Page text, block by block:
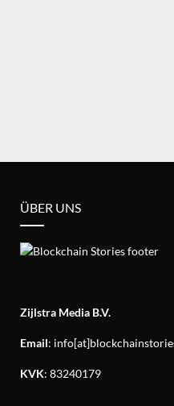
ÜBER UNS
Zijlstra Media B.V.
Email:
KVK: 83240179